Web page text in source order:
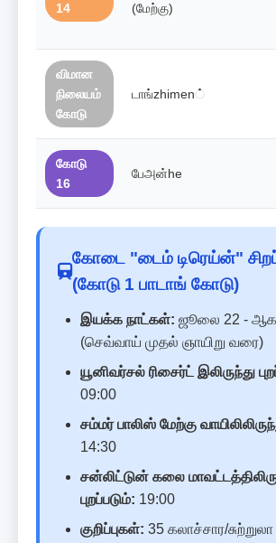
14
(மேற்கு)
விமான
நிலையம்
கோடு
டாங்zhimen்
கோடு
16
பேஅன்he
கோடை "டைம் டிரெய்ன்"
(கோடு 1 பாடாங் கோடு)
இயக்க நாட்கள்: ஜூலை 22 -
(செவ்வாய் முதல் ஞாயிறு வரை)
யூனிவர்சல் ரிசைர்ட் இலிருந்து
09:00
சம்மர் பாலிஸ் மேற்கு
14:30
சன்லிட்டுன் கலை
புறப்படும்: 19:00
குறிப்புகள்: 35 கலாச்சார/